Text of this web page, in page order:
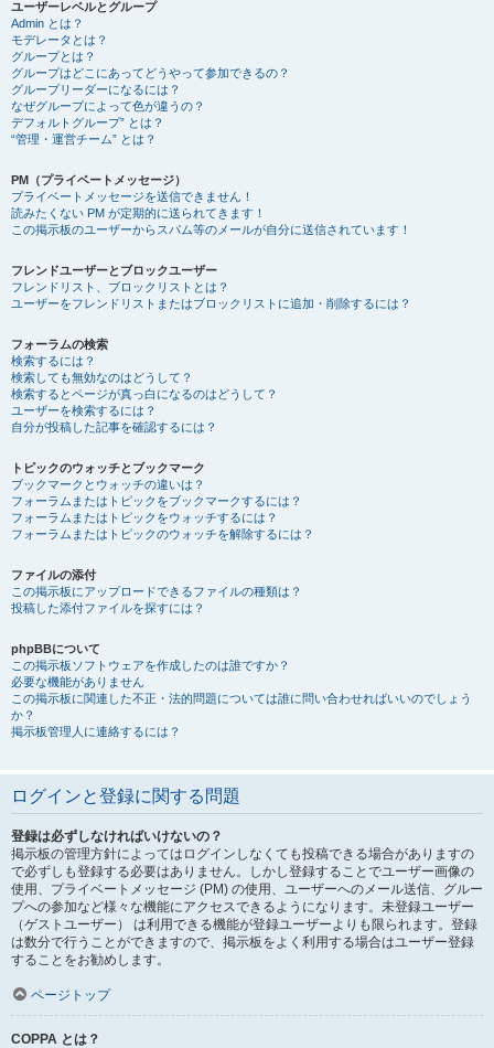
ユーザーレベルとグループ
Admin とは？
モデレータとは？
グループとは？
グループはどこにあってどうやって参加できるの？
グループリーダーになるには？
なぜグループによって色が違うの？
デフォルトグループ” とは？
“管理・運営チーム” とは？
PM（プライベートメッセージ）
プライベートメッセージを送信できません！
読みたくない PM が定期的に送られてきます！
この掲示板のユーザーからスパム等のメールが自分に送信されています！
フレンドユーザーとブロックユーザー
フレンドリスト、ブロックリストとは？
ユーザーをフレンドリストまたはブロックリストに追加・削除するには？
フォーラムの検索
検索するには？
検索しても無効なのはどうして？
検索するとページが真っ白になるのはどうして？
ユーザーを検索するには？
自分が投稿した記事を確認するには？
トピックのウォッチとブックマーク
ブックマークとウォッチの違いは？
フォーラムまたはトピックをブックマークするには？
フォーラムまたはトピックをウォッチするには？
フォーラムまたはトピックのウォッチを解除するには？
ファイルの添付
この掲示板にアップロードできるファイルの種類は？
投稿した添付ファイルを探すには？
phpBBについて
この掲示板ソフトウェアを作成したのは誰ですか？
必要な機能がありません
この掲示板に関連した不正・法的問題については誰に問い合わせればいいのでしょう
か？
掲示板管理人に連絡するには？
ログインと登録に関する問題
登録は必ずしなければいけないの？
掲示板の管理方針によってはログインしなくても投稿できる場合がありますの
で必ずしも登録する必要はありません。しかし登録することでユーザー画像の
使用、プライベートメッセージ (PM) の使用、ユーザーへのメール送信、グルー
プへの参加など様々な機能にアクセスできるようになります。未登録ユーザー
（ゲストユーザー） は利用できる機能が登録ユーザーよりも限られます。登録
は数分で行うことができますので、掲示板をよく利用する場合はユーザー登録
することをお勧めします。
ページトップ
COPPA とは？